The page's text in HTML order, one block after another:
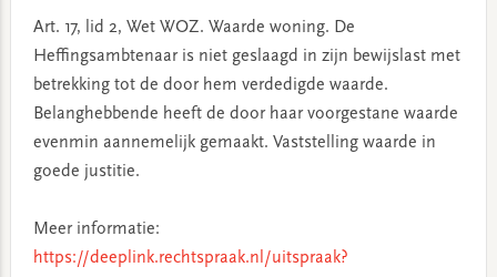
Art. 17, lid 2, Wet WOZ. Waarde woning. De
Heffingsambtenaar is niet geslaagd in zijn bewijslast met
betrekking tot de door hem verdedigde waarde.
Belanghebbende heeft de door haar voorgestane waarde
evenmin aannemelijk gemaakt. Vaststelling waarde in
goede justitie.
Meer informatie:
https://deeplink.rechtspraak.nl/uitspraak?